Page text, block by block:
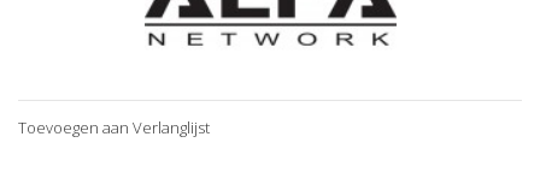
Toevoegen aan Verlanglijst